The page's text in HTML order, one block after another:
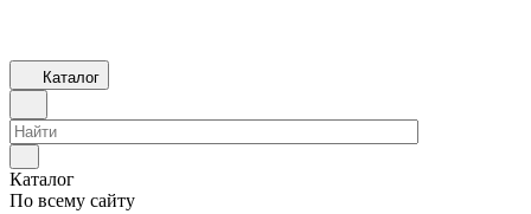
Каталог
Каталог
По всему сайту